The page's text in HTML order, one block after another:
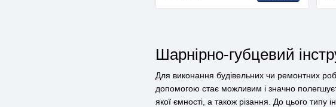
Шарнірно-губцевий
Для виконання будівельних чи ремонтних
допомогою стає можливим і значно
якої ємності, а також різання. До цього типу